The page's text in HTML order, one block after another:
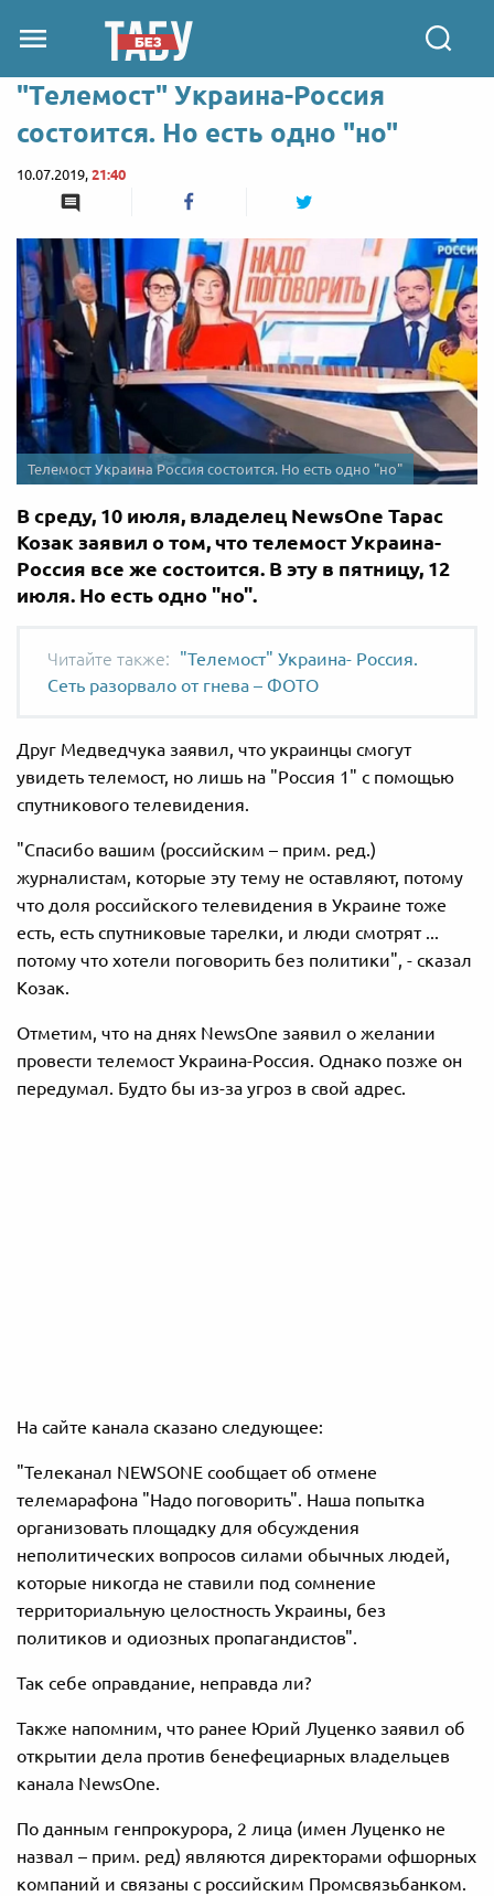
"Телемост" Украина-Россия
состоится. Но есть одно "но"
10.07.2019, 21:40
Телемост Украина Россия состоится. Но есть одно "но"
В среду, 10 июля, владелец NewsOne Тарас
Козак заявил о том, что телемост Украина-
Россия все же состоится. В эту в пятницу, 12
июля. Но есть одно "но".
"Телемост" Украина- Россия.
Сеть разорвало от гнева – ФОТО
Друг Медведчука заявил, что украинцы смогут
увидеть телемост, но лишь на "Россия 1" с помощью
спутникового телевидения.
"Спасибо вашим (российским – прим. ред.)
журналистам, которые эту тему не оставляют, потому
что доля российского телевидения в Украине тоже
есть, есть спутниковые тарелки, и люди смотрят ...
потому что хотели поговорить без политики", - сказал
Козак.
Отметим, что на днях NewsOne заявил о желании
провести телемост Украина-Россия. Однако позже он
передумал. Будто бы из-за угроз в свой адрес.
На сайте канала сказано следующее:
"Телеканал NEWSONE сообщает об отмене
телемарафона "Надо поговорить". Наша попытка
организовать площадку для обсуждения
неполитических вопросов силами обычных людей,
которые никогда не ставили под сомнение
территориальную целостность Украины, без
политиков и одиозных пропагандистов".
Так себе оправдание, неправда ли?
Также напомним, что ранее Юрий Луценко заявил об
открытии дела против бенефециарных владельцев
канала NewsOne.
По данным генпрокурора, 2 лица (имен Луценко не
назвал – прим. ред) являются директорами офшорных
компаний и связаны с российским Промсвязьбанком.